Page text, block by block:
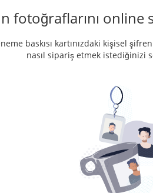
fotoğraflarını online
baskısı kartınızdaki kişisel
nasıl sipariş etmek istediğinizi